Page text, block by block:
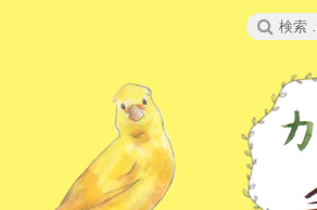
検
索: